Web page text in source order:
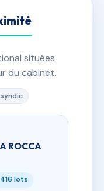
situées
du cabinet.
ROCCA
lots